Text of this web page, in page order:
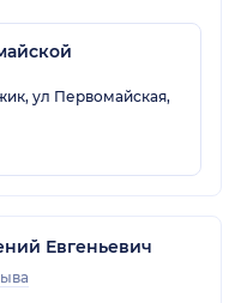
ул Первомайская,
Евгеньевич